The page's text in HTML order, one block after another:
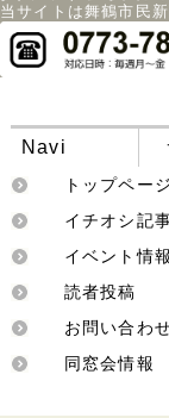
当サイトは舞鶴市民
Navi
トップページ
イチオシ記
イベント情報
読者投稿
お問い合わ
同窓会情報